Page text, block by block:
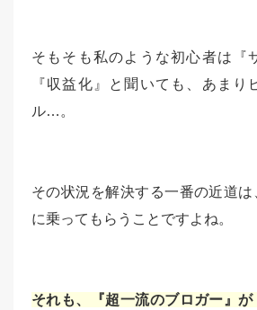
そもそも私のような初心者は『
『収益化』と聞いても、あまり
ル…。
その状況を解決する一番の近道
に乗ってもらうことですよね。
それも、『超一流のブロガー』